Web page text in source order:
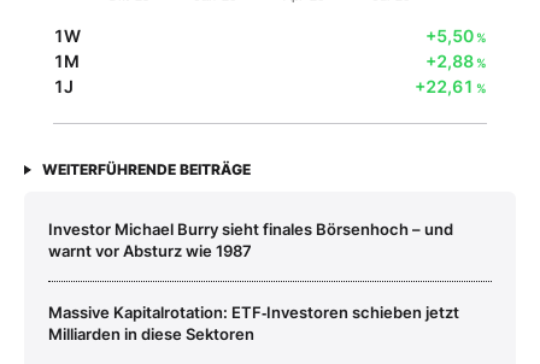
1W +5,50%
1M +2,88%
1J +22,61 %
WEITERFÜHRENDE BEITRÄGE
Investor Michael Burry sieht finales Börsenhoch – und
warnt vor Absturz wie 1987
Massive Kapitalrotation: ETF‑Investoren schieben jetzt
Milliarden in diese Sektoren